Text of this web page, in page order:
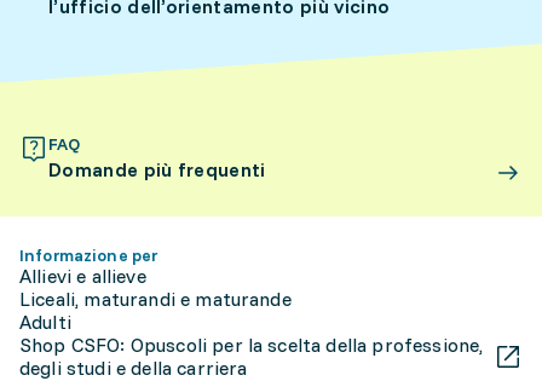
l’ufficio dell’orientamento più vicino
FAQ
Domande più frequenti
Informazione per
Allievi e allieve
Liceali, maturandi e maturande
Adulti
Shop CSFO: Opuscoli per la scelta della professione,
degli studi e della carriera